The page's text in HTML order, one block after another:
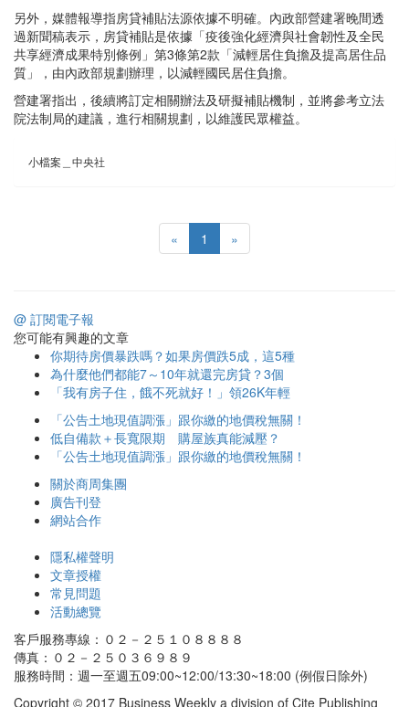
另外，媒體報導指房貸補貼法源依據不明確。內政部營建署晚間透
過新聞稿表示，房貸補貼是依據「疫後強化經濟與社會韌性及全民
共享經濟成果特別條例」第3條第2款「減輕居住負擔及提高居住品
質」，由內政部規劃辦理，以減輕國民居住負擔。
營建署指出，後續將訂定相關辦法及研擬補貼機制，並將參考立法
院法制局的建議，進行相關規劃，以維護民眾權益。
小檔案＿中央社
« 1 »
@ 訂閱電子報
您可能有興趣的文章
你期待房價暴跌嗎？如果房價跌5成，這5種
為什麼他們都能7～10年就還完房貸？3個
「我有房子住，餓不死就好！」領26K年輕
「公告土地現值調漲」跟你繳的地價稅無關！
低自備款＋長寬限期 購屋族真能減壓？
「公告土地現值調漲」跟你繳的地價稅無關！
關於商周集團
廣告刊登
網站合作
隱私權聲明
文章授權
常見問題
活動總覽
客戶服務專線：０２－２５１０８８８８
傳真：０２－２５０３６９８９
服務時間：週一至週五09:00~12:00/13:30~18:00 (例假日除外)
Copyright © 2017 Business Weekly a division of Cite Publishing